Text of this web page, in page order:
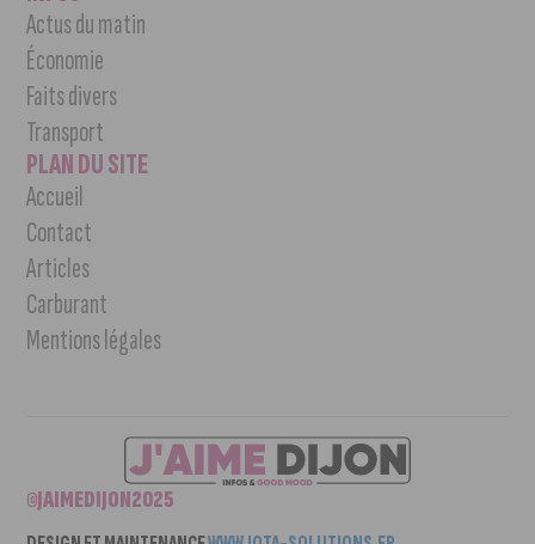
Actus du matin
Économie
Faits divers
Transport
PLAN DU SITE
Accueil
Contact
Articles
Carburant
Mentions légales
©JAIMEDIJON2025